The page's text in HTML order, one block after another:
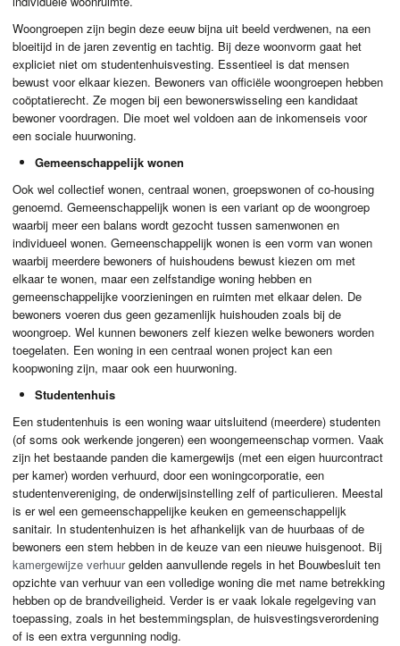
Woongroepen zijn begin deze eeuw bijna uit beeld verdwenen, na een
bloeitijd in de jaren zeventig en tachtig. Bij deze woonvorm gaat het
expliciet niet om studentenhuisvesting. Essentieel is dat mensen
bewust voor elkaar kiezen. Bewoners van officiële woongroepen hebben
coöptatierecht. Ze mogen bij een bewonerswisseling een kandidaat
bewoner voordragen. Die moet wel voldoen aan de inkomenseis voor
een sociale huurwoning.
Gemeenschappelijk wonen
Ook wel collectief wonen, centraal wonen, groepswonen of co-housing
genoemd. Gemeenschappelijk wonen is een variant op de woongroep
waarbij meer een balans wordt gezocht tussen samenwonen en
individueel wonen. Gemeenschappelijk wonen is een vorm van wonen
waarbij meerdere bewoners of huishoudens bewust kiezen om met
elkaar te wonen, maar een zelfstandige woning hebben en
gemeenschappelijke voorzieningen en ruimten met elkaar delen. De
bewoners voeren dus geen gezamenlijk huishouden zoals bij de
woongroep. Wel kunnen bewoners zelf kiezen welke bewoners worden
toegelaten. Een woning in een centraal wonen project kan een
koopwoning zijn, maar ook een huurwoning.
Studentenhuis
Een studentenhuis is een woning waar uitsluitend (meerdere) studenten
(of soms ook werkende jongeren) een woongemeenschap vormen. Vaak
zijn het bestaande panden die kamergewijs (met een eigen huurcontract
per kamer) worden verhuurd, door een woningcorporatie, een
studentenvereniging, de onderwijsinstelling zelf of particulieren. Meestal
is er wel een gemeenschappelijke keuken en gemeenschappelijk
sanitair. In studentenhuizen is het afhankelijk van de huurbaas of de
bewoners een stem hebben in de keuze van een nieuwe huisgenoot. Bij
kamergewijze verhuurgelden aanvullende regels in het Bouwbesluit ten
opzichte van verhuur van een volledige woning die met name betrekking
hebben op de brandveiligheid. Verder is er vaak lokale regelgeving van
toepassing, zoals in het bestemmingsplan, de huisvestingsverordening
of is een extra vergunning nodig.